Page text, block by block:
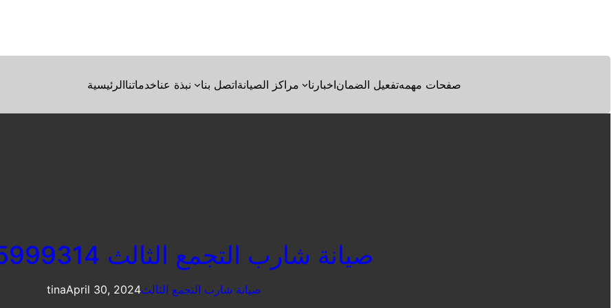
الرئيسيةخدماتنانبذة عنا اتصل بنامراكز الصيانة اخبارناتفعيل الضمانصفحات مهمه
صيانة شارب التجمع الثالث 01095999314
tinaApril 30, 2024صيانة شارب التجمع الثالث